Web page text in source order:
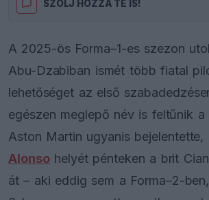
SZÓLJ HOZZÁ TE IS!
A 2025-ös Forma–1-es szezon
Abu-Dzabiban ismét több fiatal
lehetőséget az első
egészen meglepő név is feltűnik a
Aston Martin ugyanis bejelentette,
Alonsohelyét pénteken a brit
át – aki eddig sem a Forma–2-